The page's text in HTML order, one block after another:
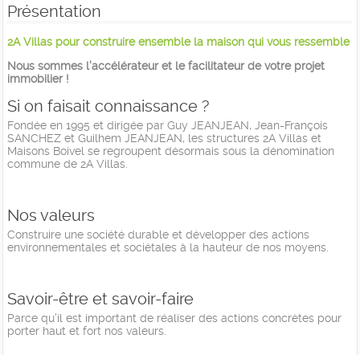
Présentation
2A Villas pour construire ensemble la maison qui vous ressemble
Nous sommes l'accélérateur et le facilitateur de votre projet
immobilier !
Si on faisait connaissance ?
Fondée en 1995 et dirigée par Guy JEANJEAN, Jean-François
SANCHEZ et Guilhem JEANJEAN, les structures 2A Villas et
Maisons Boivel se regroupent désormais sous la dénomination
commune de 2A Villas.
Nos valeurs
Construire une société durable et développer des actions
environnementales et sociétales à la hauteur de nos moyens.
Savoir-être et savoir-faire
Parce qu'il est important de réaliser des actions concrètes pour
porter haut et fort nos valeurs.